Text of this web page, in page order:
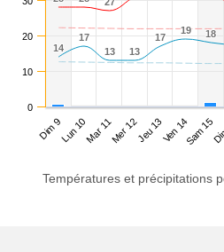
14
14
17
17
13
13 13
13
17
17
19
19 18
18
Dim 9Lun 10Mar 11Mer 12Jeu 13Ven 14Sam 15
0
10
20
Températures et précipitations